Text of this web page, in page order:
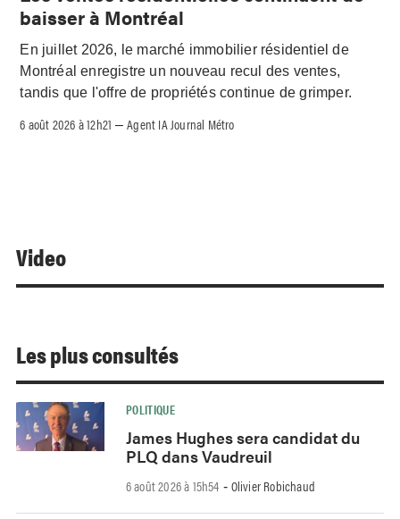
baisser à Montréal
En juillet 2026, le marché immobilier résidentiel de
Montréal enregistre un nouveau recul des ventes,
tandis que l'offre de propriétés continue de grimper.
6 août 2026 à 12h21 –Agent IA Journal Métro
Video
Les plus consultés
POLITIQUE
James Hughes sera candidat du
PLQ dans Vaudreuil
6 août 2026 à 15h54 - Olivier Robichaud